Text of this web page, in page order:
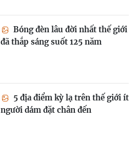
Bóng đèn lâu đời nhất thế giới
đã thắp sáng suốt 125 năm
5 địa điểm kỳ lạ trên thế giới ít
người dám đặt chân đến